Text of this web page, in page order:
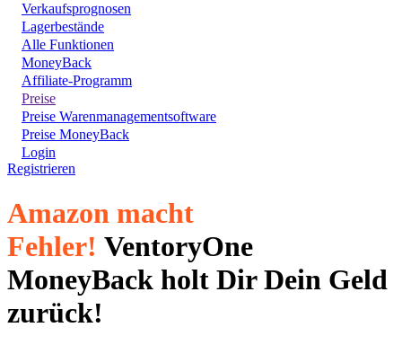
Verkaufsprognosen
Lagerbestände
Alle Funktionen
MoneyBack
Affiliate-Programm
Preise
Preise Warenmanagementsoftware
Preise MoneyBack
Login
Registrieren
Amazon macht
Fehler! VentoryOne
MoneyBack holt Dir Dein Geld
zurück!